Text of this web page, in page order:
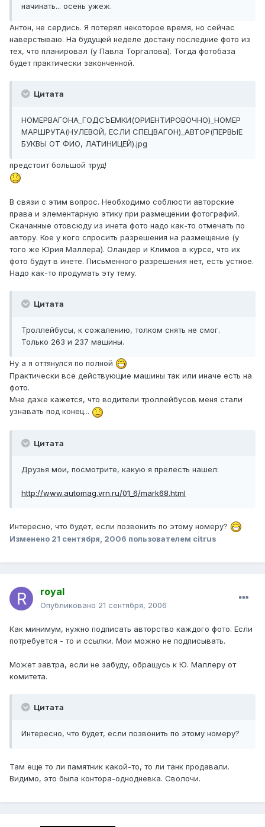
начинать... осень ужеж.
Антон, не сердись. Я потерял некоторое время, но сейчас
наверстываю. На будущей неделе достану последние фото из
тех, что планировал (у Павла Торгалова). Тогда фотобаза
будет практически законченной.
Цитата
НОМЕРВАГОНА_ГОДСЪЕМКИ(ОРИЕНТИРОВОЧНО)_НОМЕР
МАРШРУТА(НУЛЕВОЙ, ЕСЛИ СПЕЦВАГОН)_АВТОР(ПЕРВЫЕ
БУКВЫ ОТ ФИО, ЛАТИНИЦЕЙ).jpg
предстоит большой труд!
В связи с этим вопрос. Необходимо соблюсти авторские
права и элементарную этику при размещении фотографий.
Скачанные отовсюду из инета фото надо как-то отмечать по
автору. Кое у кого спросить разрешения на размещение (у
того же Юрия Маллера). Оландер и Климов в курсе, что их
фото будут в инете. Письменного разрешения нет, есть устное.
Надо как-то продумать эту тему.
Цитата
Троллейбусы, к сожалению, толком снять не смог.
Только 263 и 237 машины.
Ну а я оттянулся по полной
Практически все действующие машины так или иначе есть на
фото.
Мне даже кажется, что водители троллейбусов меня стали
узнавать под конец...
Цитата
Друзья мои, посмотрите, какую я прелесть нашел:
http://www.automag.vrn.ru/01_6/mark68.html
Интересно, что будет, если позвонить по этому номеру?
Изменено 21 сентября, 2006 пользователем citrus
royal
Опубликовано 21 сентября, 2006
Как минимум, нужно подписать авторство каждого фото. Если
потребуется - то и ссылки. Мои можно не подписывать.
Может завтра, если не забуду, обращусь к Ю. Маллеру от
комитета.
Цитата
Интересно, что будет, если позвонить по этому номеру?
Там еще то ли памятник какой-то, то ли танк продавали.
Видимо, это была контора-однодневка. Сволочи.